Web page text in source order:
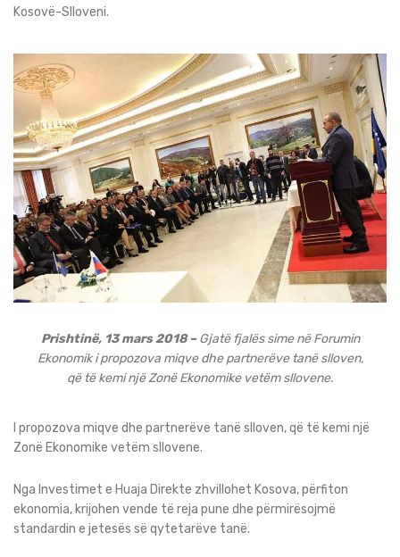
Kosovë-Slloveni.
Prishtinë, 13 mars 2018 –Gjatë fjalës sime në Forumin
Ekonomik i propozova miqve dhe partnerëve tanë slloven,
që të kemi një Zonë Ekonomike vetëm sllovene.
I propozova miqve dhe partnerëve tanë slloven, që të kemi një
Zonë Ekonomike vetëm sllovene.
Nga Investimet e Huaja Direkte zhvillohet Kosova, përfiton
ekonomia, krijohen vende të reja pune dhe përmirësojmë
standardin e jetesës së qytetarëve tanë.